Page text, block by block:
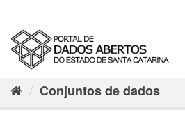
Conjuntos de dados